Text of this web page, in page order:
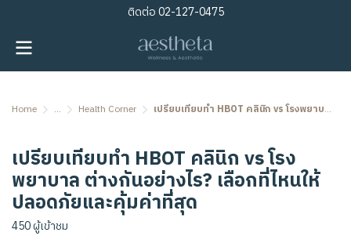
ติดต่อ02-127-0475
Home ... Health Corner เปรียบเทียบทำ HBOT คลินิก vs โรงพยาบาล ต่างกันอย่างไร? เลือกที่ไหนให้ปลอดภัยและคุ้มค่าที่สุด
เปรียบเทียบทำ HBOT คลินิก vs โรง
พยาบาล ต่างกันอย่างไร? เลือกที่ไหนให้
ปลอดภัยและคุ้มค่าที่สุด
450 ผู้เข้าชม